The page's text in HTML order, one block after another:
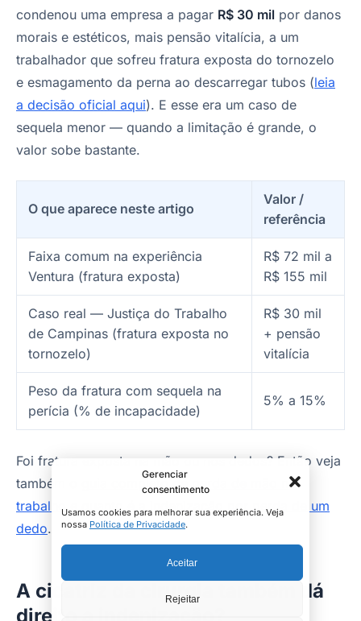
Gerenciar
consentimento
Usamos cookies para melhorar sua experiência. Veja
nossa Política de Privacidade.
Aceitar
Rejeitar
condenou uma empresa a pagar R$ 30 mil por danos
morais e estéticos, mais pensão vitalícia, a um
trabalhador que sofreu fratura exposta do tornozelo
e esmagamento da perna ao descarregar tubos (leia
a decisão oficial aqui). E esse era um caso de
sequela menor — quando a limitação é grande, o
valor sobe bastante.
O que aparece neste artigo
Valor /
referência
Faixa comum na experiência
Ventura (fratura exposta)
R$ 72 mil a
R$ 155 mil
Caso real — Justiça do Trabalho
de Campinas (fratura exposta no
tornozelo)
R$ 30 mil
+ pensão
vitalícia
Peso da fratura com sequela na
perícia (% de incapacidade)
5% a 15%
Foi fratura exposta na mão ou nos dedos? Então veja
também o
guia completo de perda de mão no
trabalho e
quanto é a indenização por perda de um
dedo.
A cicatriz da cirurgia também dá
direito a indenização?